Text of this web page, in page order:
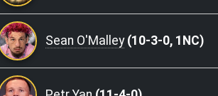
Sean O'Malley(10-3-0, 1NC)